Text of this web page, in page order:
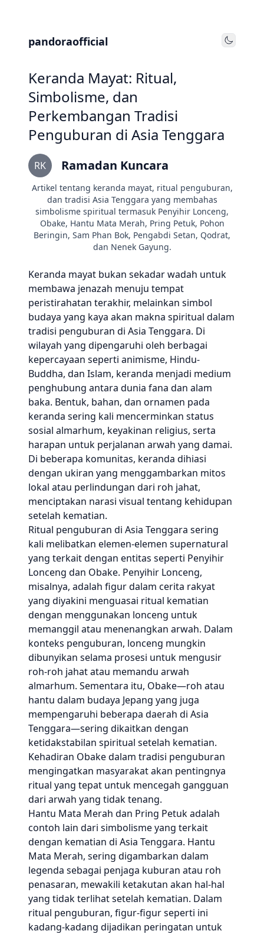
pandoraofficial Toggle
Keranda Mayat: Ritual,
Simbolisme, dan
Perkembangan Tradisi
Penguburan di Asia Tenggara
RK Ramadan Kuncara
Artikel tentang keranda mayat, ritual penguburan,
dan tradisi Asia Tenggara yang membahas
simbolisme spiritual termasuk Penyihir Lonceng,
Obake, Hantu Mata Merah, Pring Petuk, Pohon
Beringin, Sam Phan Bok, Pengabdi Setan, Qodrat,
dan Nenek Gayung.
Keranda mayat bukan sekadar wadah untuk
membawa jenazah menuju tempat
peristirahatan terakhir, melainkan simbol
budaya yang kaya akan makna spiritual dalam
tradisi penguburan di Asia Tenggara. Di
wilayah yang dipengaruhi oleh berbagai
kepercayaan seperti animisme, Hindu-
Buddha, dan Islam, keranda menjadi medium
penghubung antara dunia fana dan alam
baka. Bentuk, bahan, dan ornamen pada
keranda sering kali mencerminkan status
sosial almarhum, keyakinan religius, serta
harapan untuk perjalanan arwah yang damai.
Di beberapa komunitas, keranda dihiasi
dengan ukiran yang menggambarkan mitos
lokal atau perlindungan dari roh jahat,
menciptakan narasi visual tentang kehidupan
setelah kematian.
Ritual penguburan di Asia Tenggara sering
kali melibatkan elemen-elemen supernatural
yang terkait dengan entitas seperti Penyihir
Lonceng dan Obake. Penyihir Lonceng,
misalnya, adalah figur dalam cerita rakyat
yang diyakini menguasai ritual kematian
dengan menggunakan lonceng untuk
memanggil atau menenangkan arwah. Dalam
konteks penguburan, lonceng mungkin
dibunyikan selama prosesi untuk mengusir
roh-roh jahat atau memandu arwah
almarhum. Sementara itu, Obake—roh atau
hantu dalam budaya Jepang yang juga
mempengaruhi beberapa daerah di Asia
Tenggara—sering dikaitkan dengan
ketidakstabilan spiritual setelah kematian.
Kehadiran Obake dalam tradisi penguburan
mengingatkan masyarakat akan pentingnya
ritual yang tepat untuk mencegah gangguan
dari arwah yang tidak tenang.
Hantu Mata Merah dan Pring Petuk adalah
contoh lain dari simbolisme yang terkait
dengan kematian di Asia Tenggara. Hantu
Mata Merah, sering digambarkan dalam
legenda sebagai penjaga kuburan atau roh
penasaran, mewakili ketakutan akan hal-hal
yang tidak terlihat setelah kematian. Dalam
ritual penguburan, figur-figur seperti ini
kadang-kadang dijadikan peringatan untuk